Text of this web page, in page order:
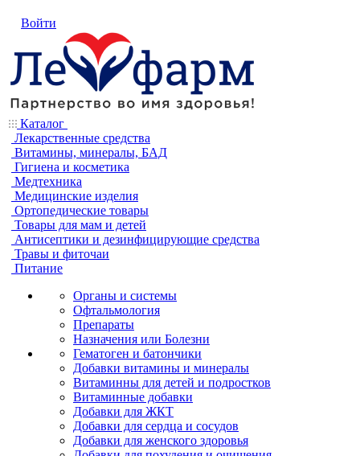
Войти
Каталог
Лекарственные средства
Витамины, минералы, БАД
Гигиена и косметика
Медтехника
Медицинские изделия
Ортопедические товары
Товары для мам и детей
Антисептики и дезинфицирующие средства
Травы и фиточаи
Питание
Органы и системы
Офтальмология
Препараты
Назначения или Болезни
Гематоген и батончики
Добавки витамины и минералы
Витаминны для детей и подростков
Витаминные добавки
Добавки для ЖКТ
Добавки для сердца и сосудов
Добавки для женского здоровья